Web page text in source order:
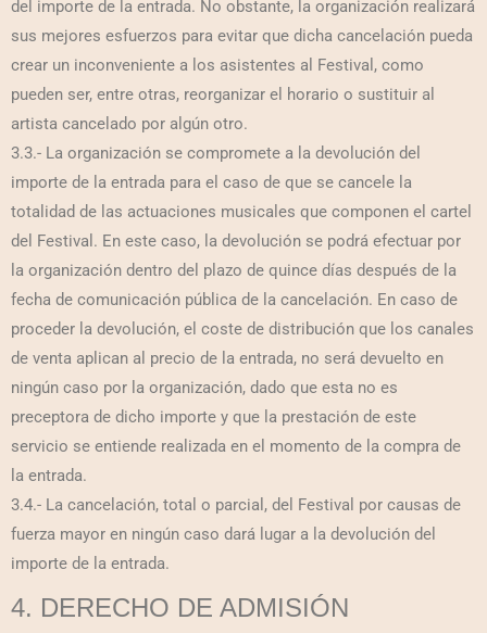
del importe de la entrada. No obstante, la organización realizará
sus mejores esfuerzos para evitar que dicha cancelación pueda
crear un inconveniente a los asistentes al Festival, como
pueden ser, entre otras, reorganizar el horario o sustituir al
artista cancelado por algún otro.
3.3.- La organización se compromete a la devolución del
importe de la entrada para el caso de que se cancele la
totalidad de las actuaciones musicales que componen el cartel
del Festival. En este caso, la devolución se podrá efectuar por
la organización dentro del plazo de quince días después de la
fecha de comunicación pública de la cancelación. En caso de
proceder la devolución, el coste de distribución que los canales
de venta aplican al precio de la entrada, no será devuelto en
ningún caso por la organización, dado que esta no es
preceptora de dicho importe y que la prestación de este
servicio se entiende realizada en el momento de la compra de
la entrada.
3.4.- La cancelación, total o parcial, del Festival por causas de
fuerza mayor en ningún caso dará lugar a la devolución del
importe de la entrada.
4. DERECHO DE ADMISIÓN